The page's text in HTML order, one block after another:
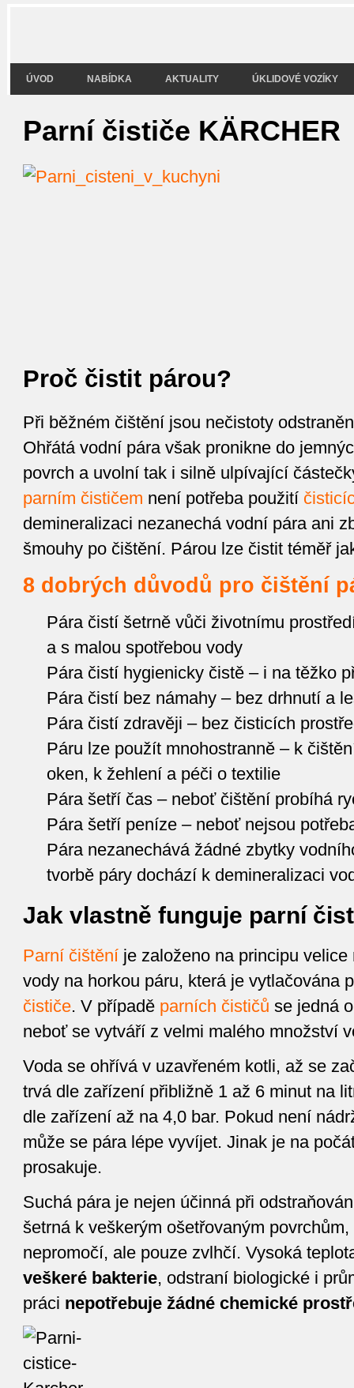
ÚVOD NABÍDKA AKTUALITY ÚKLIDOVÉ VOZÍKY
Parní čističe KÄRCHER
Proč čistit párou?
Při běžném čištění jsou nečistoty
Ohřátá vodní pára však pronikne do
povrch a uvolní tak i silně ulpívající
parním čističem není potřeba použití
demineralizaci nezanechá vodní pára ani
šmouhy po čištění. Párou lze čistit téměř
8 dobrých důvodů pro čištění
Pára čistí šetrně vůči životnímu
a s malou spotřebou vody
Pára čistí hygienicky čistě – i na těžko
Pára čistí bez námahy – bez drhnutí a
Pára čistí zdravěji – bez čisticích
Páru lze použít mnohostranně – k
oken, k žehlení a péči o textilie
Pára šetří čas – neboť čištění probíhá
Pára šetří peníze – neboť nejsou
Pára nezanechává žádné zbytky
tvorbě páry dochází k demineralizaci
Jak vlastně funguje parní
Parní čištěníje založeno na principu velice
vody na horkou páru, která je vytlačována
čističe. V případě parních čističů se jedná
neboť se vytváří z velmi malého množství
Voda se ohřívá v uzavřeném kotli, až se
trvá dle zařízení přibližně 1 až 6 minut na
dle zařízení až na 4,0 bar. Pokud není
může se pára lépe vyvíjet. Jinak je na
prosakuje.
Suchá pára je nejen účinná při
šetrná k veškerým ošetřovaným
nepromočí, ale pouze zvlhčí. Vysoká
veškeré bakterie, odstraní biologické i
práci nepotřebuje žádné chemické